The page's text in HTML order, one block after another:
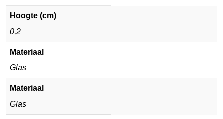
Hoogte (cm)
0,2
Materiaal
Glas
Materiaal
Glas